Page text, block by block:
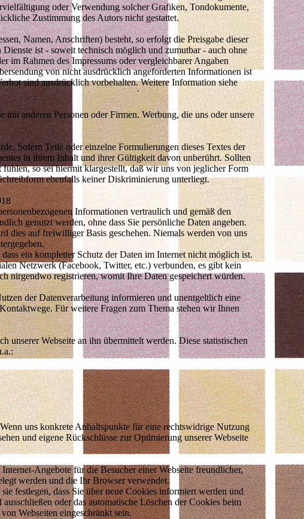
oder Verwendung solcher Grafiken, Tondokumente,
Zustimmung des Autors nicht gestattet.
Namen, Anschriften) besteht, so erfolgt die Preisgabe dieser
ist - soweit technisch möglich und zumutbar - auch ohne
im Rahmen des Impressums oder vergleichbarer Angaben
von nicht ausdrücklich angeforderten Informationen ist
sind ausdrücklich vorbehalten. Weitere Information siehe
anderen Personen oder Firmen. Werbung, die uns oder unsere
Sofern Teile oder einzelne Formulierungen dieses Textes der
in ihrem Inhalt und ihrer Gültigkeit davon unberührt. Sollten
so sei hiermit klargestellt, daß wir uns von jeglicher Form
ebenfalls keiner Diskriminierung unterliegt.
Informationen vertraulich und gemäß den
genutzt werden, ohne dass Sie persönliche Daten angeben.
dies auf freiwilliger Basis geschehen. Niemals werden von uns
ein kompletter Schutz der Daten im Internet nicht möglich ist.
Netzwerk (Facebook, Twitter, etc.) verbunden, es gibt kein
nirgendwo registrieren, womit Ihre Daten gespeichert würden.
der Datenverarbeitung informieren und unentgeltlich eine
Für weitere Fragen zum Thema stehen wir Ihnen
unserer Webseite an ihn übermittelt werden. Diese statistischen
uns konkrete Anhaltspunkte für eine rechtswidrige Nutzung
und eigene Rückschlüsse zur Optimierung unserer Webseite
Angebote für die Besucher einer Webseite freundlicher,
werden und die Ihr Browser verwendet.
festlegen, dass Sie über neue Cookies informiert werden und
oder das automatische Löschen der Cookies beim
Webseiten eingeschränkt sein.